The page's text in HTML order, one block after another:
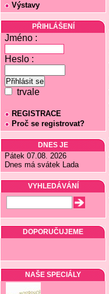
Výstavy
PŘIHLÁŠENÍ
Jméno :
Heslo :
trvale
REGISTRACE
Proč se registrovat?
DNES JE
Pátek 07.08. 2026
Dnes má svátek Lada
VYHLEDÁVÁNÍ
DOPORUČUJEME
NAŠE SPECIÁLY